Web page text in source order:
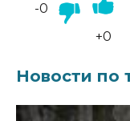
-0
+0
Новости по